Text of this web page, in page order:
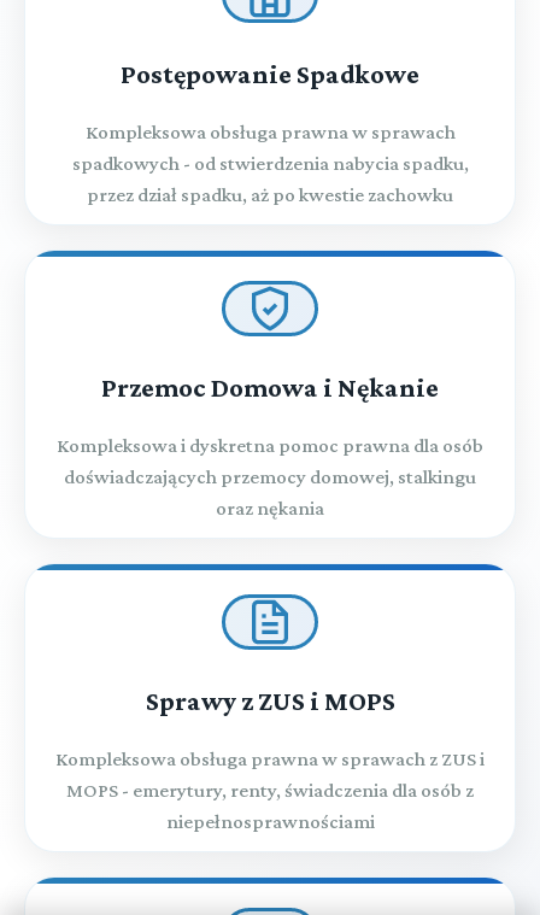
Postępowanie Spadkowe
Kompleksowa obsługa prawna w sprawach
spadkowych - od stwierdzenia nabycia spadku,
przez dział spadku, aż po kwestie zachowku
Przemoc Domowa i Nękanie
Kompleksowa i dyskretna pomoc prawna dla osób
doświadczających przemocy domowej, stalkingu
oraz nękania
Sprawy z ZUS i MOPS
Kompleksowa obsługa prawna w sprawach z ZUS i
MOPS - emerytury, renty, świadczenia dla osób z
niepełnosprawnościami